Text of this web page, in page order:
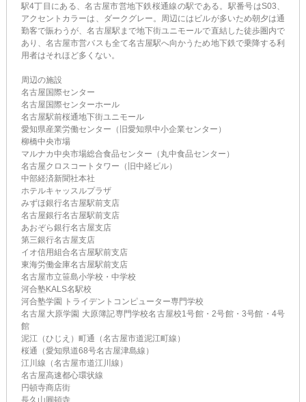
駅4丁目にある、名古屋市営地下鉄桜通線の駅である。駅番号はS03、
アクセントカラーは、ダークグレー。周辺にはビルが多いため朝夕は通
勤客で賑わうが、名古屋駅まで地下街ユニモールで直結した徒歩圏内で
あり、名古屋市営バスも全て名古屋駅へ向かうため地下鉄で乗降する利
用者はそれほど多くない。
周辺の施設
名古屋国際センター
名古屋国際センターホール
名古屋駅前桜通地下街ユニモール
愛知県産業労働センター（旧愛知県中小企業センター）
柳橋中央市場
マルナカ中央市場総合食品センター（丸中食品センター）
名古屋クロスコートタワー（旧中経ビル）
中部経済新聞社本社
ホテルキャッスルプラザ
みずほ銀行名古屋駅前支店
名古屋銀行名古屋駅前支店
あおぞら銀行名古屋支店
第三銀行名古屋支店
イオ信用組合名古屋駅前支店
東海労働金庫名古屋駅前支店
名古屋市立笹島小学校・中学校
河合塾KALS名駅校
河合塾学園 トライデントコンピューター専門学校
名古屋大原学園 大原簿記専門学校名古屋校1号館・2号館・3号館・4号
館
泥江（ひじえ）町通（名古屋市道泥江町線）
桜通（愛知県道68号名古屋津島線）
江川線（名古屋市道江川線）
名古屋高速都心環状線
円頓寺商店街
長久山圓頓寺